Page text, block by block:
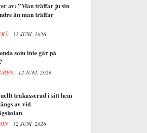
av: ”Man träffar ju sin
än man träffar
12 JUNI, 2026
som inte går på
12 JUNI, 2026
trakasserad i sitt hem
av vid
12 JUNI, 2026